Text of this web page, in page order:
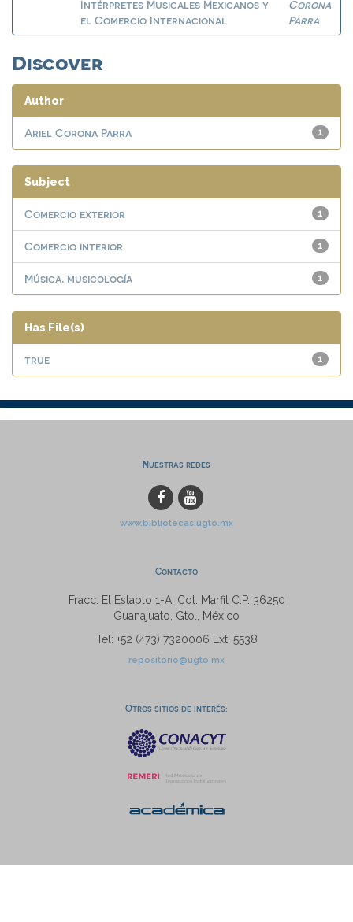
Intérpretes Musicales Mexicanos y
el Comercio Internacional
Corona
Parra
Discover
Author
1
Ariel Corona Parra
Subject
1
Comercio exterior
1
Comercio interior
1
Música, musicología
Has File(s)
1
true
Nuestras redes
www.bibliotecas.ugto.mx
Contacto
Fracc. El Establo 1-A, Col. Marfil C.P. 36250
Guanajuato, Gto., México
Tel: +52 (473) 7320006 Ext. 5538
repositorio@ugto.mx
Otros sitios de interés: